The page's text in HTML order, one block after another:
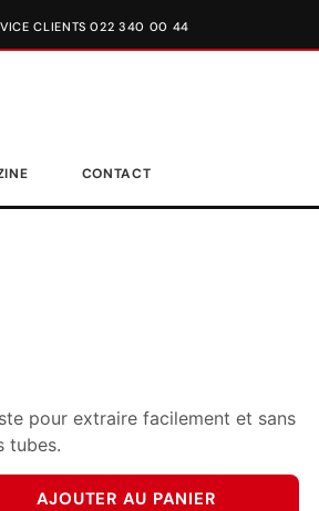
CLIENTS 022 340 00 44
CONTACT
pour extraire facilement et sans
tubes.
AJOUTER AU PANIER